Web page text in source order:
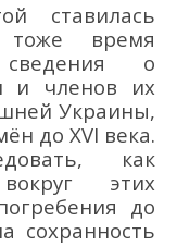
ставилась
время
о
и членов их
Украины,
до XVI века.
,
как
этих
до
сохранность